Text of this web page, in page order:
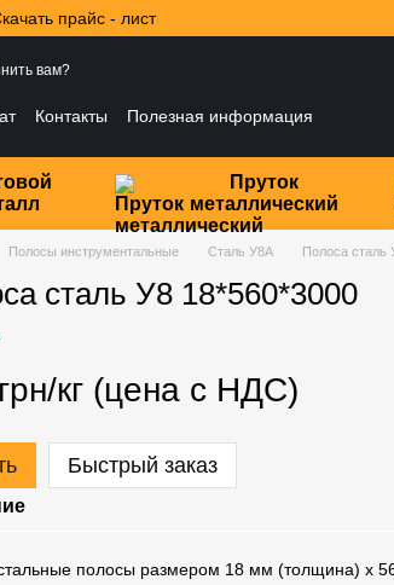
прайс - лист
вам?
Контакты
Полезная информация
Пруток
металлический
Полосы инструментальные Сталь У8А Полоса сталь
сталь У8 18*560*3000
кг (цена с НДС)
Быстрый заказ
полосы размером 18 мм (толщина) х